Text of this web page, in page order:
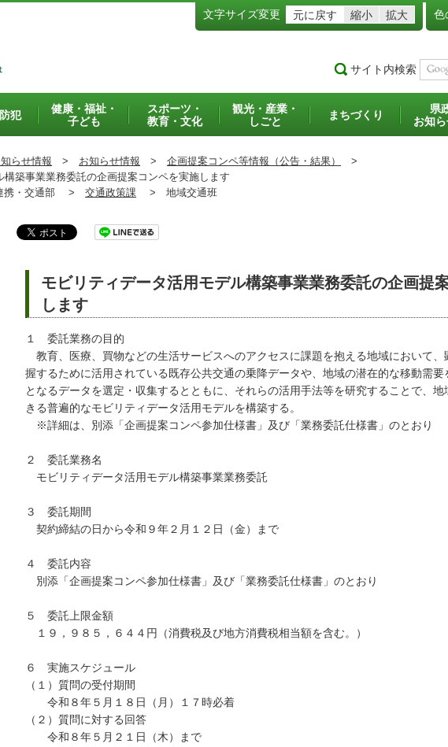
文字サイズ変更 元に戻す 縮小 拡大 色
サイト内検索
犯
健康・福祉・
子ども
スポーツ・
教育・文化
観光・産業・
しごと
まちづくり
県
お知
らせ情報 > お知らせ情報 > 企画提案コンペ等情報（公告・結果）
>
築事業業務委託の企画提案コンペを実施します
携・交通部 > 交通政策課 > 地域交通班
モビリティデータ活用モデル構築事業業務委託の企画提
します
１ 委託業務の目的
教育、医療、買物などの生活サービスへのアクセスに課題を抱える地域において、
握するために活用されている既存公共交通の乗降データや、地域の潜在的な移動需
となるデータを選定・収集するとともに、それらの活用手法等を研究することで、
きる普遍的なモビリティデータ活用モデルを構築する。
※詳細は、別添「企画提案コンペ参加仕様書」及び「業務委託仕様書」のとおり
２ 委託業務名
モビリティデータ活用モデル構築事業業務委託
３ 委託期間
契約締結の日から令和９年２月１２日（金）まで
４ 委託内容
別添「企画提案コンペ参加仕様書」及び「業務委託仕様書」のとおり
５ 委託上限金額
１９，９８５，６４４円（消費税及び地方消費税相当額を含む。）
６ 実施スケジュール
（１）質問の受付期間
令和８年５月１８日（月）１７時必着
（２）質問に対する回答
令和８年５月２１日（木）まで